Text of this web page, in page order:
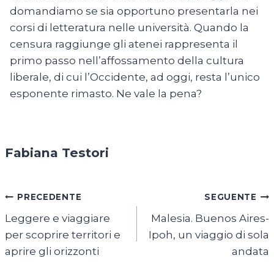
domandiamo se sia opportuno presentarla nei
corsi di letteratura nelle università. Quando la
censura raggiunge gli atenei rappresenta il
primo passo nell’affossamento della cultura
liberale, di cui l’Occidente, ad oggi, resta l’unico
esponente rimasto. Ne vale la pena?
Fabiana Testori
Navigazione
articoli
PRECEDENTE
Leggere e viaggiare
per scoprire territori e
aprire gli orizzonti
SEGUENTE
Malesia. Buenos Aires-
Ipoh, un viaggio di sola
andata